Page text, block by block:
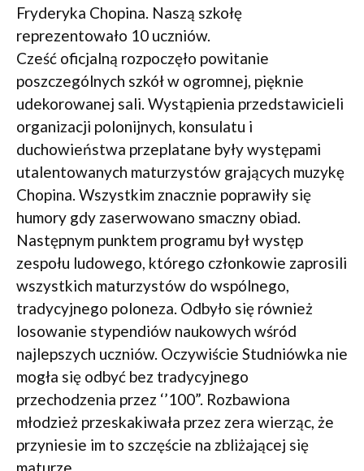
Fryderyka Chopina. Naszą szkołę
reprezentowało 10 uczniów.
Cześć oficjalną rozpoczęło powitanie
poszczególnych szkół w ogromnej, pięknie
udekorowanej sali. Wystąpienia przedstawicieli
organizacji polonijnych, konsulatu i
duchowieństwa przeplatane były występami
utalentowanych maturzystów grających muzykę
Chopina. Wszystkim znacznie poprawiły się
humory gdy zaserwowano smaczny obiad.
Następnym punktem programu był występ
zespołu ludowego, którego członkowie zaprosili
wszystkich maturzystów do wspólnego,
tradycyjnego poloneza. Odbyło się również
losowanie stypendiów naukowych wśród
najlepszych uczniów. Oczywiście Studniówka nie
mogła się odbyć bez tradycyjnego
przechodzenia przez ‘’100”. Rozbawiona
młodzież przeskakiwała przez zera wierząc, że
przyniesie im to szczęście na zbliżającej się